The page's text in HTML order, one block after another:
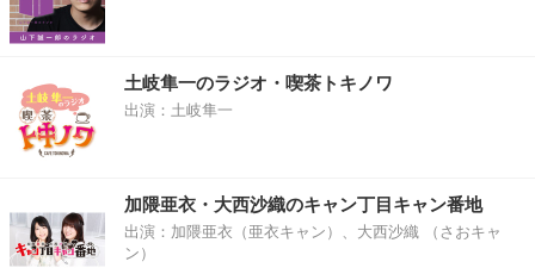
土岐隼一のラジオ・喫茶トキノワ
出演：土岐隼一
加隈亜衣・大西沙織のキャン丁目キャン番地
出演：加隈亜衣（亜衣キャン）、大西沙織 （さおキャ
ン）